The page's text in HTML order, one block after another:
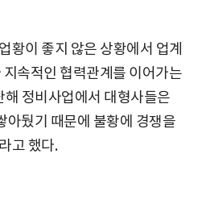
황이 좋지 않은 상황에서 업계
속적인 협력관계를 이어가는
정비사업에서 대형사들은
아뒀기 때문에 불황에 경쟁을
고 했다.